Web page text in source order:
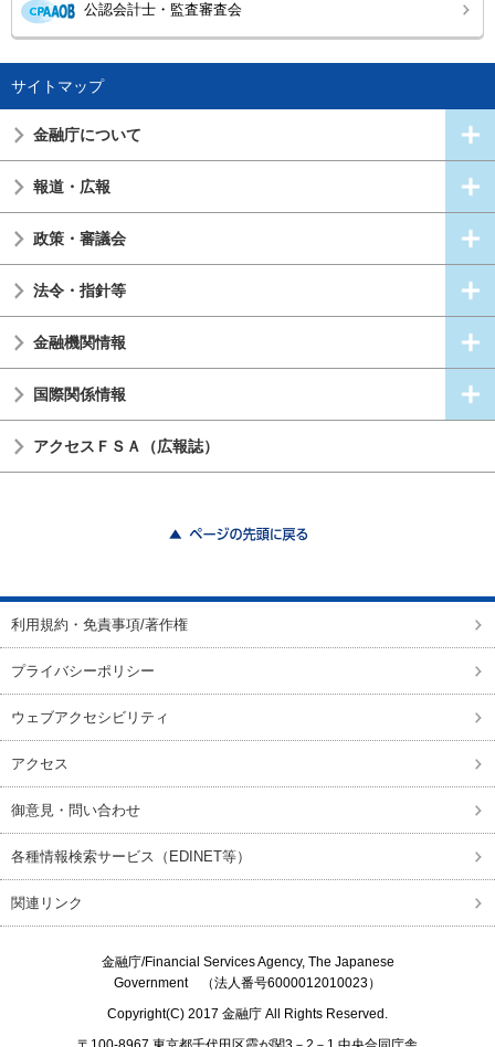
公認会計士・監査審査会
サイトマップ
金融庁について
報道・広報
政策・審議会
法令・指針等
金融機関情報
国際関係情報
アクセスＦＳＡ（広報誌）
利用規約・免責事項/著作権
プライバシーポリシー
ウェブアクセシビリティ
アクセス
御意見・問い合わせ
各種情報検索サービス（EDINET等）
関連リンク
金融庁/Financial Services Agency, The Japanese
Government（法人番号6000012010023）
Copyright(C) 2017 金融庁 All Rights Reserved.